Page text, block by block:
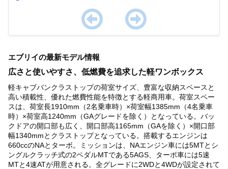
of
0
エブリイの最新モデル情報
広さと使いやすさ、低燃費を追求した軽ワンボックス
軽キャブバンクラストップの荷室サイズ、豊富な収納スペースと
高い積載性、優れた燃費性能を特徴とする軽商用車。荷室スペー
スは、荷室長1910mm（2名乗車時）×荷室幅1385mm（4名乗車
時）×荷室高1240mm（GAグレードを除く）となっている。バッ
クドアの開口部も広く、開口部高1165mm（GAを除く）×開口部
幅1340mmとクラストップとなっている。搭載するエンジンは
660ccのNAとターボ。ミッションは、NAエンジン車には5MTとシ
ングルクラッチ式の2ペダルMTである5AGS、ターボ車には5速
MTと4速ATが用意される。全グレードに2WDと4WDが設定されて